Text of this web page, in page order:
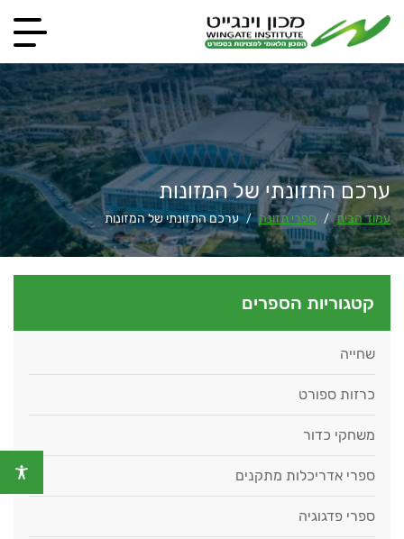
ערכם התזונתי של המזונות
עמוד הבית / ספרי תזונה / ערכם התזונתי של המזונות
קטגוריות הספרים
שחייה
כרזות ספורט
משחקי כדור
ספרי אדריכלות מתקנים
ספרי פדגוגיה